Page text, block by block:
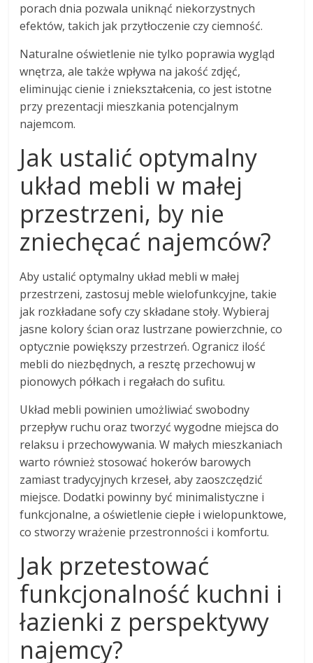
porach dnia pozwala uniknąć niekorzystnych
efektów, takich jak przytłoczenie czy ciemność.
Naturalne oświetlenie nie tylko poprawia wygląd
wnętrza, ale także wpływa na jakość zdjęć,
eliminując cienie i zniekształcenia, co jest istotne
przy prezentacji mieszkania potencjalnym
najemcom.
Jak ustalić optymalny
układ mebli w małej
przestrzeni, by nie
zniechęcać najemców?
Aby ustalić optymalny układ mebli w małej
przestrzeni, zastosuj meble wielofunkcyjne, takie
jak rozkładane sofy czy składane stoły. Wybieraj
jasne kolory ścian oraz lustrzane powierzchnie, co
optycznie powiększy przestrzeń. Ogranicz ilość
mebli do niezbędnych, a resztę przechowuj w
pionowych półkach i regałach do sufitu.
Układ mebli powinien umożliwiać swobodny
przepływ ruchu oraz tworzyć wygodne miejsca do
relaksu i przechowywania. W małych mieszkaniach
warto również stosować hokerów barowych
zamiast tradycyjnych krzeseł, aby zaoszczędzić
miejsce. Dodatki powinny być minimalistyczne i
funkcjonalne, a oświetlenie ciepłe i wielopunktowe,
co stworzy wrażenie przestronności i komfortu.
Jak przetestować
funkcjonalność kuchni i
łazienki z perspektywy
najemcy?